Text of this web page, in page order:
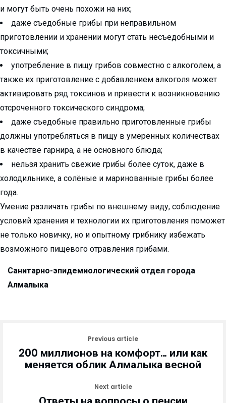
и могут быть очень похожи на них;
даже съедобные грибы при неправильном
приготовлении и хранении могут стать несъедобными и
токсичными;
употребление в пищу грибов совместно с алкоголем, а
также их приготовление с добавлением алкоголя может
активировать ряд токсинов и привести к возникновению
отсроченного токсического синдрома;
даже съедобные правильно приготовленные грибы
должны употребляться в пищу в умеренных количествах
в качестве гарнира, а не основного блюда;
нельзя хранить свежие грибы более суток, даже в
холодильнике, а солёные и маринованные грибы более
года.
Умение различать грибы по внешнему виду, соблюдение
условий хранения и технологии их приготовления поможет
не только новичку, но и опытному грибнику избежать
возможного пищевого отравления грибами.
Санитарно-эпидемиологический отдел города
Алмалыка
Previous article
200 миллионов на комфорт… или как
меняется облик Алмалыка весной
Next article